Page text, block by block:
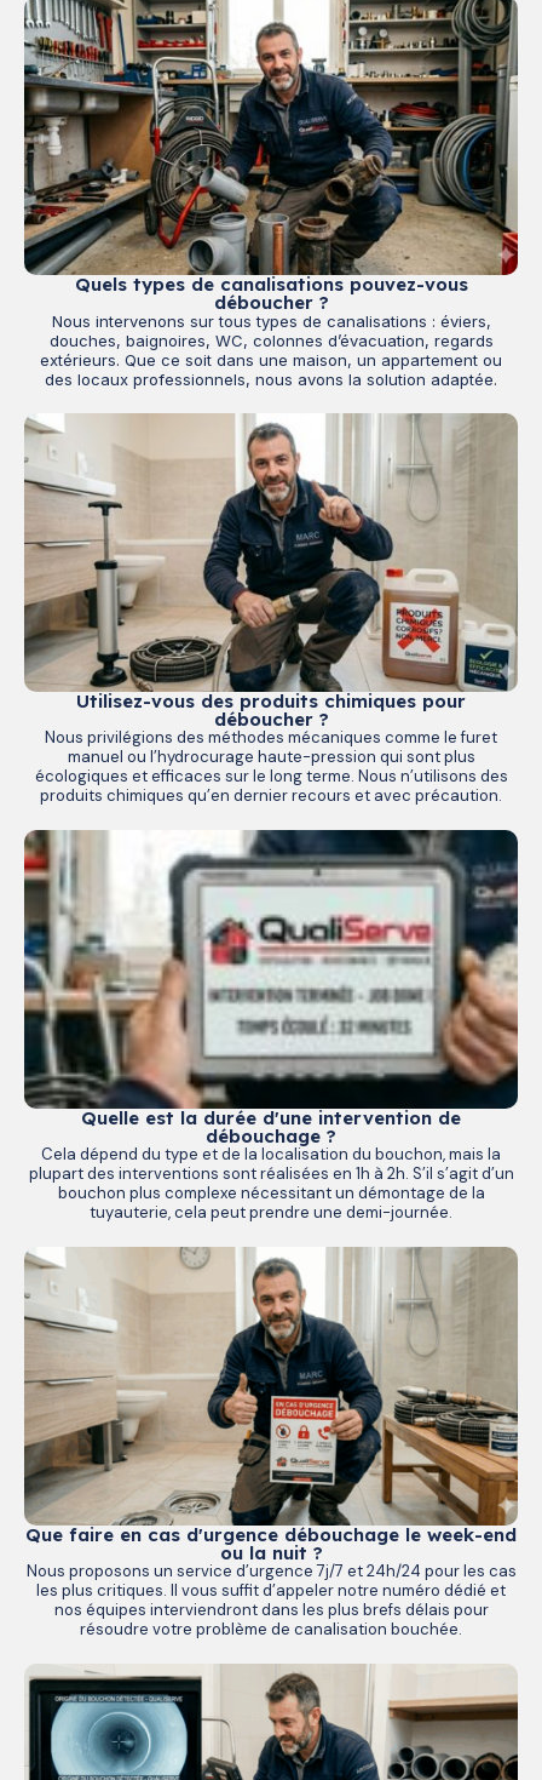
Quels types de canalisations pouvez-vous
déboucher ?
Nous intervenons sur tous types de canalisations : éviers,
douches, baignoires, WC, colonnes d’évacuation, regards
extérieurs. Que ce soit dans une maison, un appartement ou
des locaux professionnels, nous avons la solution adaptée.
Utilisez-vous des produits chimiques pour
déboucher ?
Nous privilégions des méthodes mécaniques comme le furet
manuel ou l’hydrocurage haute-pression qui sont plus
écologiques et efficaces sur le long terme. Nous n’utilisons des
produits chimiques qu’en dernier recours et avec précaution.
Quelle est la durée d'une intervention de
débouchage ?
Cela dépend du type et de la localisation du bouchon, mais la
plupart des interventions sont réalisées en 1h à 2h. S’il s’agit d’un
bouchon plus complexe nécessitant un démontage de la
tuyauterie, cela peut prendre une demi-journée.
Que faire en cas d'urgence débouchage le week-end
ou la nuit ?
Nous proposons un service d’urgence 7j/7 et 24h/24 pour les cas
les plus critiques. Il vous suffit d’appeler notre numéro dédié et
nos équipes interviendront dans les plus brefs délais pour
résoudre votre problème de canalisation bouchée.